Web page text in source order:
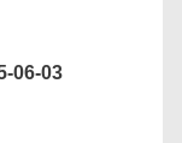
06-03